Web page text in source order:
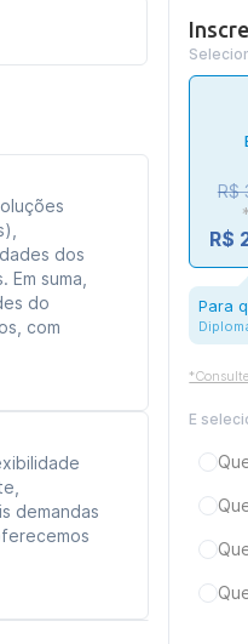
dos
suma,
do
com
demandas
R$
R$
Para
E